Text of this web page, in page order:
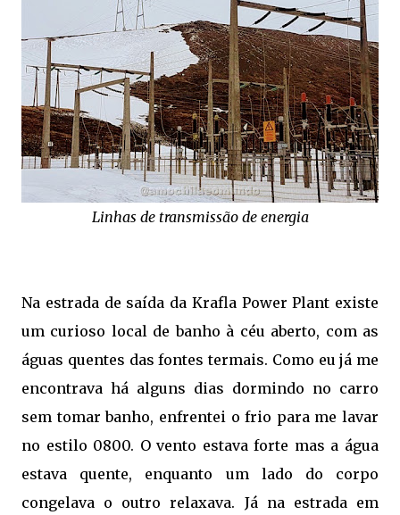
Linhas de transmissão de energia
Na estrada de saída da Krafla Power Plant existe
um curioso local de banho à céu aberto, com as
águas quentes das fontes termais. Como eu já me
encontrava há alguns dias dormindo no carro
sem tomar banho, enfrentei o frio para me lavar
no estilo 0800. O vento estava forte mas a água
estava quente, enquanto um lado do corpo
congelava o outro relaxava. Já na estrada em